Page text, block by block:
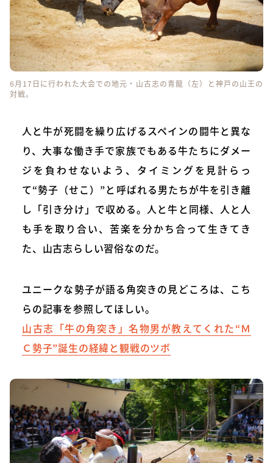
6月17日に行われた大会での地元・山古志の青龍（左）と神戸の山王の
対戦。
人と牛が死闘を繰り広げるスペインの闘牛と異な
り、大事な働き手で家族でもある牛たちにダメー
ジを負わせないよう、タイミングを見計らっ
て“勢子（せこ）”と呼ばれる男たちが牛を引き離
し「引き分け」で収める。人と牛と同様、人と人
も手を取り合い、苦楽を分かち合って生きてき
た、山古志らしい習俗なのだ。
ユニークな勢子が語る角突きの見どころは、こち
らの記事を参照してほしい。
山古志「牛の角突き」名物男が教えてくれた“Ｍ
Ｃ勢子”誕生の経緯と観戦のツボ